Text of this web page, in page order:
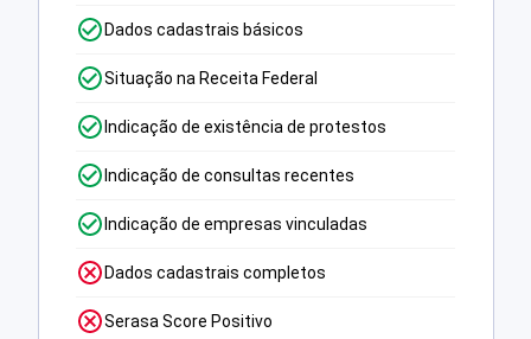
Dados cadastrais básicos
Situação na Receita Federal
Indicação de existência de protestos
Indicação de consultas recentes
Indicação de empresas vinculadas
Dados cadastrais completos
Serasa Score Positivo